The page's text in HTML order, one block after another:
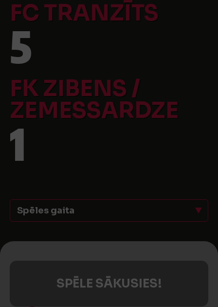
FC TRANZĪTS
5
FK ZIBENS /
ZEMESSARDZE
1
Spēles gaita
SPĒLE SĀKUSIES!